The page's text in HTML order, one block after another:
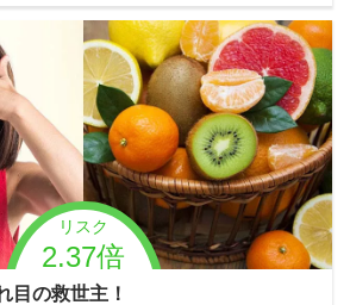
リスク
2.37倍
目の救世主！